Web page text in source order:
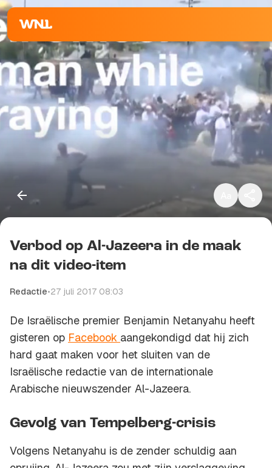
Klein
Standaard
Kopieer link
Verbod op Al-Jazeera in de maak
na dit video-item
Redactie•27 juli 2017 08:03
De Israëlische premier Benjamin Netanyahu heeft
gisteren op Facebook aangekondigd dat hij zich
hard gaat maken voor het sluiten van de
Israëlische redactie van de internationale
Arabische nieuwszender Al-Jazeera.
Gevolg van Tempelberg-crisis
Volgens Netanyahu is de zender schuldig aan